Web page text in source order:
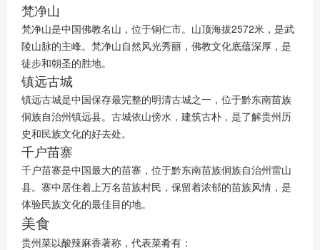
梵净山
梵净山是中国佛教名山，位于铜仁市。山顶海拔2572米，是武
陵山脉的主峰。梵净山自然风光秀丽，佛教文化底蕴深厚，是
徒步和朝圣的胜地。
镇远古城
镇远古城是中国保存最完整的明清古城之一，位于黔东南苗族
侗族自治州镇远县。古城依山傍水，建筑古朴，是了解贵州历
史和民族文化的好去处。
千户苗寨
千户苗寨是中国最大的苗寨，位于黔东南苗族侗族自治州雷山
县。寨中居住着上万名苗族村民，保留着浓郁的苗族风情，是
体验民族文化的最佳目的地。
美食
贵州菜以酸辣麻香著称，代表菜肴有：